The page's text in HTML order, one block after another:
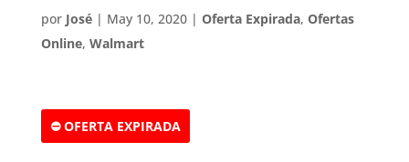
por José| May 10, 2020| Oferta Expirada, Ofertas
Online, Walmart
⛔ OFERTA EXPIRADA